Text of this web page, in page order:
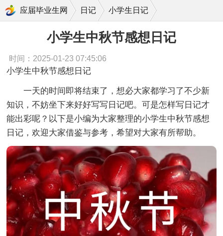
应届毕业生网 日记 小学生日记
小学生中秋节感想日记
时间：2025-01-23 07:45:06
小学生中秋节感想日记
一天的时间即将结束了，想必大家都学习了不少新
知识，不妨坐下来好好写写日记吧。可是怎样写日记才
能出彩呢？以下是小编为大家整理的小学生中秋节感想
日记，欢迎大家借鉴与参考，希望对大家有所帮助。